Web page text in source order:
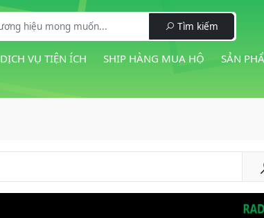
Tìm kiếm
DỊCH VỤ TIỆN ÍCH SHIP HÀNG MUA HỘ SẢN